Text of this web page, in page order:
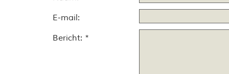
E-mail:
Bericht: *